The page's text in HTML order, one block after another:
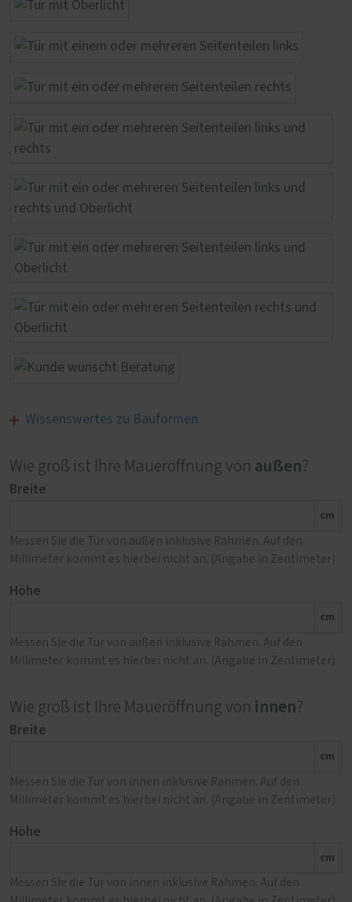
Wissenswertes zu Bauformen
Wie groß ist Ihre Maueröffnung von außen?
Breite
cm
Messen Sie die Tür von außen inklusive Rahmen. Auf den
Millimeter kommt es hierbei nicht an. (Angabe in Zentimeter)
Höhe
cm
Messen Sie die Tür von außen inklusive Rahmen. Auf den
Millimeter kommt es hierbei nicht an. (Angabe in Zentimeter)
Wie groß ist Ihre Maueröffnung von innen?
Breite
cm
Messen Sie die Tür von innen inklusive Rahmen. Auf den
Millimeter kommt es hierbei nicht an. (Angabe in Zentimeter)
Höhe
cm
Messen Sie die Tür von innen inklusive Rahmen. Auf den